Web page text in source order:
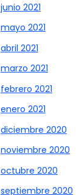
junio 2021
mayo 2021
abril 2021
marzo 2021
febrero 2021
enero 2021
diciembre 2020
noviembre 2020
octubre 2020
septiembre 2020